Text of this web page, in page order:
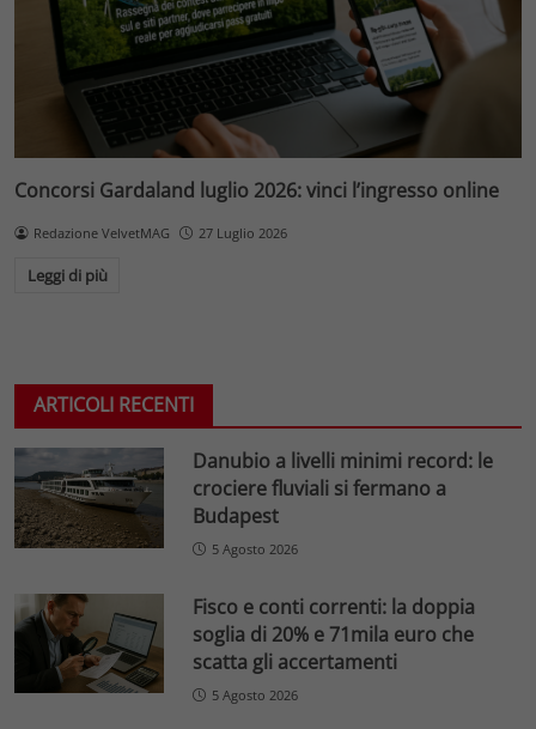
Concorsi Gardaland luglio 2026: vinci l’ingresso online
Redazione VelvetMAG 27 Luglio 2026
Leggi di più
ARTICOLI RECENTI
Danubio a livelli minimi record: le
crociere fluviali si fermano a
Budapest
5 Agosto 2026
Fisco e conti correnti: la doppia
soglia di 20% e 71mila euro che
scatta gli accertamenti
5 Agosto 2026